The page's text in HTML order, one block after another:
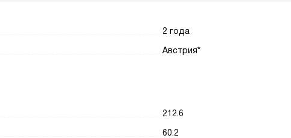
2 года
Австрия*
212.6
60.2